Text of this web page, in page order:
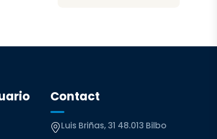
Contact
Luis Briñas, 31 48.013 Bilbo